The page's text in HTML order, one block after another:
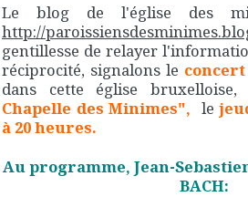
Le blog de l'église des
http://
gentillesse de relayer
réciprocité, signalons le
dans cette église bruxelloise,
Chapelle des Minimes", le
à 20 heures.
Au programme, Jean-
BACH: